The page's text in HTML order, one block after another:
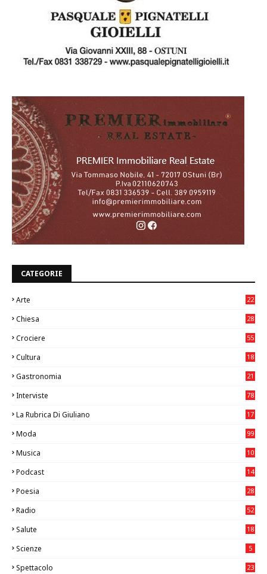
CATEGORIE
Arte
22
Chiesa
28
Crociere 55
Cultura
18
Gastronomia
21
Interviste 78
La Rubrica Di Giuliano
17
Moda 99
Musica
10
Podcast 14
Poesia 28
Radio 52
Salute
18
Scienze 5
Spettacolo 23